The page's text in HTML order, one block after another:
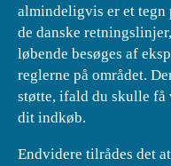
almindeligvis er et tegn
de danske
løbende besøges af
reglerne på området.
støtte, ifald du skulle få
dit indkøb.
Endvidere tilrådes det